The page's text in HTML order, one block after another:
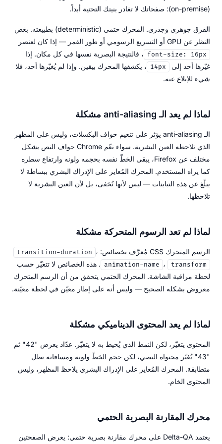
(on-premise): صفحاتك لا تغادر بنيتك التحتية أبداً.
الفرق جوهري وجذري. المحرك حتمي (deterministic) بطبيعته. بغض
النظر عن GPU أو التسريع الرسومي أو طور القمر — إذا كان لعنصر
font-size: 16px ، فالنتيجة البصرية نفسها في كل مكان. إذا
غيّرها أحد إلى
14px ، يكشفها المحرك بيقين. وإذا لم يُغيّرها أحد، فلا
شيء للإبلاغ عنه.
لماذا لم يعد الـ anti-aliasing مشكلة
الـ anti-aliasing يؤثر على تنعيم حواف البكسلات، وليس على المظهر
الذي تلاحظه العين البشرية. سواء نعّم Chrome حواف النص بشكل
مختلف عن Firefox، يبقى الخطّ نفسه بحجمه ولونه وارتفاع سطره
كما يراه المستخدم. المحرك المُعاير على الإدراك البشري ببساطة لا
يبلّغ عن هذه التباينات — ليس لأنها تُخفى، بل لأن العين البشرية لا
تلاحظها.
لماذا لم تعد الرسوم المتحركة مشكلة
الرسم المتحرك CSS مُعرَّف بخصائص: transition-duration ،
animation-name ، transform
. هذه الخصائص لا تتغيّر حسب
لحظة مراقبة الشاشة. المحرك الحتمي يتحقق من أن الرسم المتحرك
معروض بشكله الصحيح — وليس أنه على إطار معيّن في لحظة معيّنة.
لماذا لم يعد المحتوى الديناميكي مشكلة
المحتوى يتغيّر، لكن النمط الذي يُحيط به لا يتغيّر. عدّاد يعرض "42" ثم
"43" يُغيّر محتواه النصي، لكن حجم الخطّ ولونه ومسافاته تظل
متطابقة. المحرك المُعاير على الإدراك البشري يلاحظ المظهر، وليس
المحتوى الخام.
محرك المقارنة البصرية الحتمي
يعتمد Delta-QA على محرك مقارنة بصرية حتمي: يعرض الصفحتين